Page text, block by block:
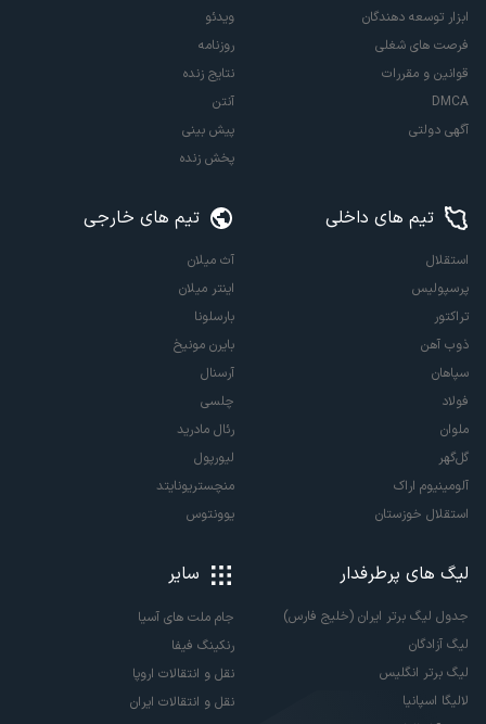
ابزار توسعه دهندگان
فرصت های شغلی
قوانین و مقررات
DMCA
آگهی دولتی
ویدئو
روزنامه
نتایج زنده
آنتن
پیش بینی
پخش زنده
تیم های داخلی
استقلال
پرسپولیس
تراکتور
ذوب آهن
سپاهان
فولاد
ملوان
گل‌گهر
آلومینیوم اراک
استقلال خوزستان
تیم های خارجی
آث میلان
اینتر میلان
بارسلونا
بایرن مونیخ
آرسنال
چلسی
رئال مادرید
لیورپول
منچستریونایتد
یوونتوس
لیگ های پرطرفدار
جدول لیگ برتر ایران (خلیج فارس)
لیگ آزادگان
لیگ برتر انگلیس
لالیگا اسپانیا
سایر
جام ملت های آسیا
رنکینگ فیفا
نقل و انتقالات اروپا
نقل و انتقالات ایران